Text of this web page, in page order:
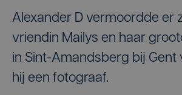
Alexander D vermoordde er
vriendin Mailys en haar
in Sint-Amandsberg bij Gent
hij een fotograaf.